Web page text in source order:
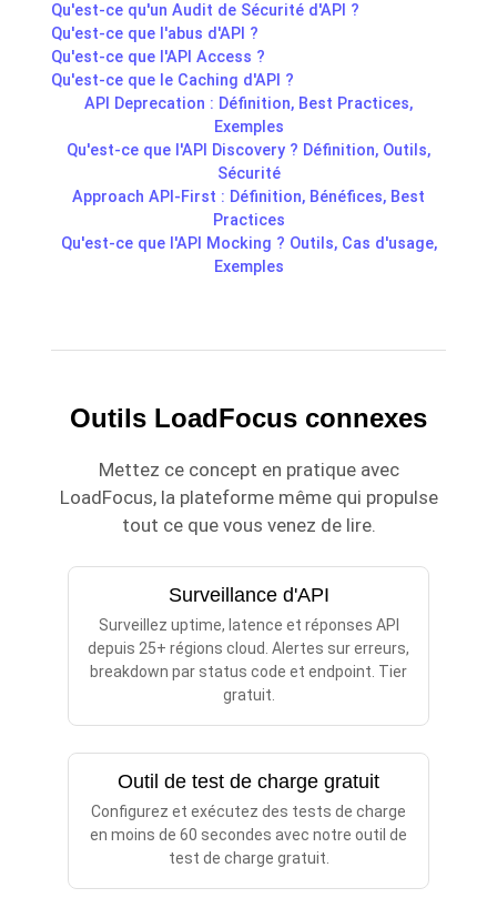
Qu'est-ce qu'un Audit de Sécurité d'API ?
Qu'est-ce que l'abus d'API ?
Qu'est-ce que l'API Access ?
Qu'est-ce que le Caching d'API ?
API Deprecation : Définition, Best Practices,
Exemples
Qu'est-ce que l'API Discovery ? Définition, Outils,
Sécurité
Approach API-First : Définition, Bénéfices, Best
Practices
Qu'est-ce que l'API Mocking ? Outils, Cas d'usage,
Exemples
Outils LoadFocus connexes
Mettez ce concept en pratique avec
LoadFocus, la plateforme même qui propulse
tout ce que vous venez de lire.
Surveillance d'API
Surveillez uptime, latence et réponses API
depuis 25+ régions cloud. Alertes sur erreurs,
breakdown par status code et endpoint. Tier
gratuit.
Outil de test de charge gratuit
Configurez et exécutez des tests de charge
en moins de 60 secondes avec notre outil de
test de charge gratuit.